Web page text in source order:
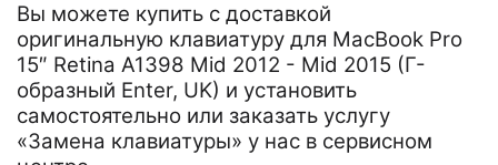
Вы можете купить с доставкой
оригинальную клавиатуру для MacBook Pro
15″ Retina A1398 Mid 2012 - Mid 2015 (Г-
образный Enter, UK) и установить
самостоятельно или заказать услугу
«Замена клавиатуры» у нас в сервисном